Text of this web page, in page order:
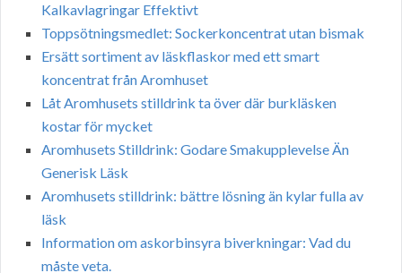
Kalkavlagringar Effektivt
Toppsötningsmedlet: Sockerkoncentrat utan bismak
Ersätt sortiment av läskflaskor med ett smart
koncentrat från Aromhuset
Låt Aromhusets stilldrink ta över där burkläsken
kostar för mycket
Aromhusets Stilldrink: Godare Smakupplevelse Än
Generisk Läsk
Aromhusets stilldrink: bättre lösning än kylar fulla av
läsk
Information om askorbinsyra biverkningar: Vad du
måste veta.